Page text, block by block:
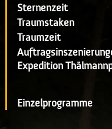
Sternenzeit
Traumstaken
Traumzeit
Expedition
Einzelprogramme